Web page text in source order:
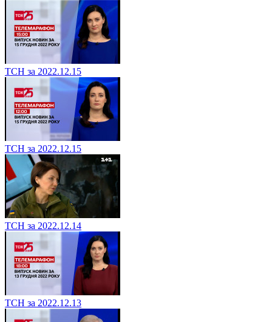
ТСН за 2022.12.15
ТСН за 2022.12.15
ТСН за 2022.12.14
ТСН за 2022.12.13